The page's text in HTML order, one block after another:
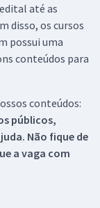
até as
disso, os cursos
possui uma
conteúdos para
conteúdos:
públicos,
Não fique de
a vaga com